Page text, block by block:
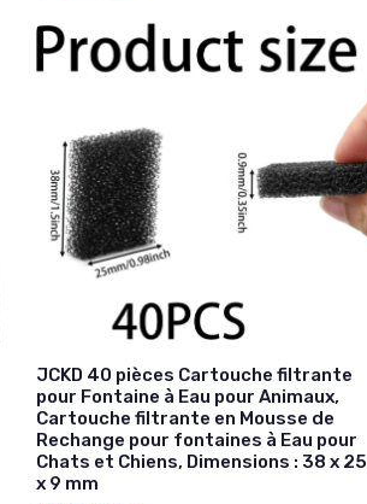
JCKD 40 pièces Cartouche filtrante
pour Fontaine à Eau pour Animaux,
Cartouche filtrante en Mousse de
Rechange pour fontaines à Eau pour
Chats et Chiens, Dimensions : 38 x 25
x 9 mm